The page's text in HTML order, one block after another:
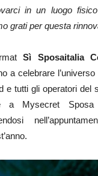
in un luogo
grati per questa
Sì Sposaitalia
a celebrare
e tutti gli operatori del
a Mysecret